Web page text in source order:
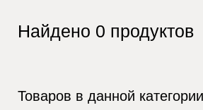
Найдено 0 продуктов
Товаров в данной